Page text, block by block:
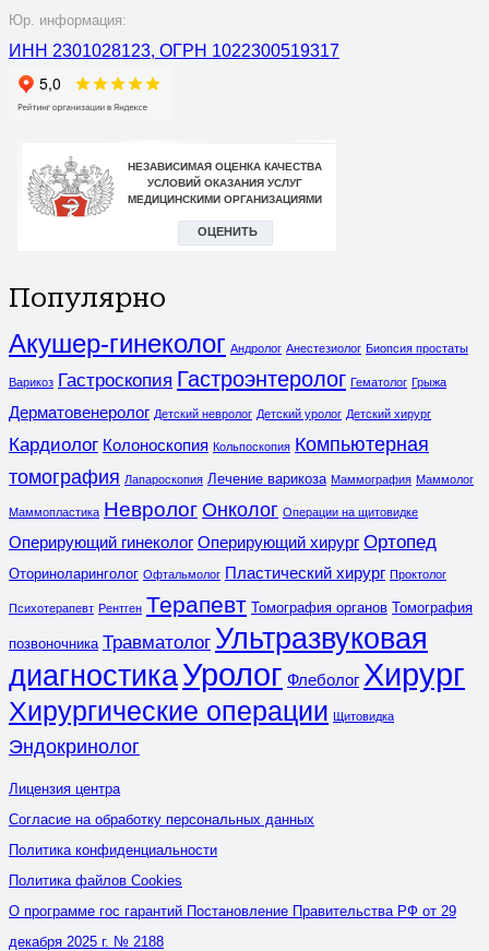
Юр. информация:
ИНН 2301028123, ОГРН 1022300519317
Популярно
Акушер-гинеколог Андролог Анестезиолог Биопсия простаты
Варикоз Гастроскопия Гастроэнтеролог Гематолог Грыжа
Дерматовенеролог Детский невролог Детский уролог Детский хирург
Кардиолог Колоноскопия Кольпоскопия Компьютерная
томография Лапароскопия Лечение варикоза Маммография Маммолог
Маммопластика Невролог Онколог Операции на щитовидке
Оперирующий гинеколог Оперирующий хирург Ортопед
Оториноларинголог Офтальмолог Пластический хирург Проктолог
Психотерапевт Рентген Терапевт Томография органов Томография
позвоночника Травматолог Ультразвуковая
диагностикаУролог Флеболог Хирург
Хирургические операции Щитовидка
Эндокринолог
Лицензия центра
Согласие на обработку персональных данных
Политика конфиденциальности
Политика файлов Cookies
О программе гос гарантий Постановление Правительства РФ от 29
декабря 2025 г. № 2188